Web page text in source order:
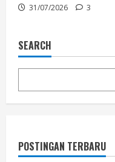
31/07/2026 3
SEARCH
POSTINGAN TERBARU